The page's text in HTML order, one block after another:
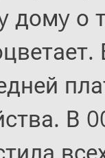
домy о
В